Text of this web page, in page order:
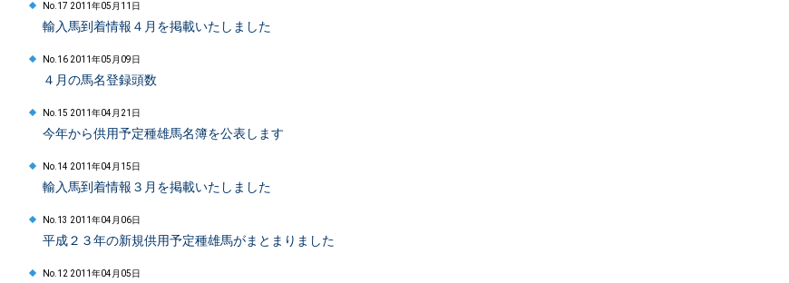
No.17 2011年05月11日
輸入馬到着情報４月を掲載いたしました
No.16 2011年05月09日
４月の馬名登録頭数
No.15 2011年04月21日
今年から供用予定種雄馬名簿を公表します
No.14 2011年04月15日
輸入馬到着情報３月を掲載いたしました
No.13 2011年04月06日
平成２３年の新規供用予定種雄馬がまとまりました
No.12 2011年04月05日